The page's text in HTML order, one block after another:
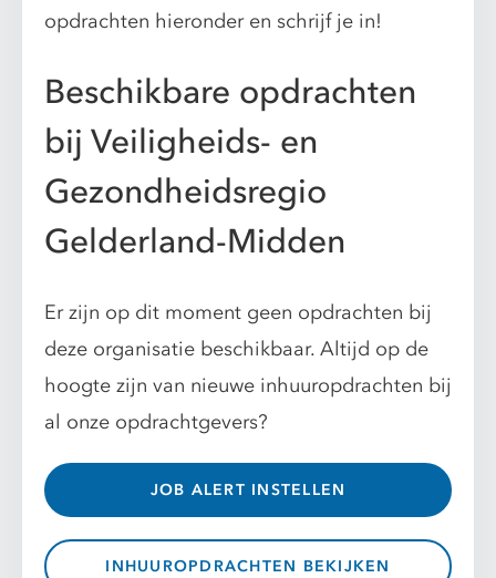
opdrachten hieronder en schrijf je in!
Beschikbare opdrachten
bij Veiligheids- en
Gezondheidsregio
Gelderland-Midden
Er zijn op dit moment geen opdrachten bij
deze organisatie beschikbaar. Altijd op de
hoogte zijn van nieuwe inhuuropdrachten bij
al onze opdrachtgevers?
JOB ALERT INSTELLEN
INHUUROPDRACHTEN BEKIJKEN